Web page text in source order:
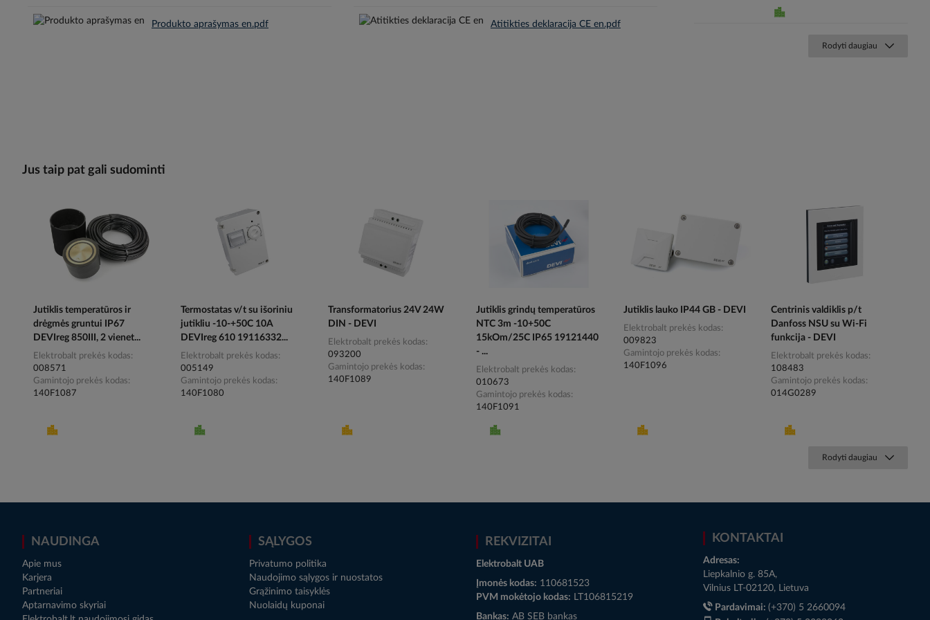
Produkto aprašymas en.pdf Atitikties deklaracija CE en.pdf
Rodyti daugiau
Jus taip pat gali sudominti
Jutiklis temperatūros ir
drėgmės gruntui IP67
DEVIreg 850III, 2 vienet...
Elektrobalt prekės kodas
008571
Gamintojo prekės kodas
140F1087
Termostatas v/t su išoriniu
jutikliu -10-+50C 10A
DEVIreg 610 19116332...
Elektrobalt prekės kodas
005149
Gamintojo prekės kodas
140F1080
Transformatorius 24V 24W
DIN - DEVI
Elektrobalt prekės kodas
093200
Gamintojo prekės kodas
140F1089
Jutiklis grindų temperatūros
NTC 3m -10+50C
15kOm/25C IP65 19121440
- ...
Elektrobalt prekės kodas
010673
Gamintojo prekės kodas
140F1091
Jutiklis lauko IP44 GB - DEVI
Elektrobalt prekės kodas
009823
Gamintojo prekės kodas
140F1096
Centrinis valdiklis p/t
Danfoss NSU su Wi-Fi
funkcija - DEVI
Elektrobalt prekės kodas
108483
Gamintojo prekės kodas
014G0289
Rodyti daugiau
NAUDINGA
Apie mus
Karjera
Partneriai
Aptarnavimo skyriai
SĄLYGOS
Privatumo politika
Naudojimo sąlygos ir nuostatos
Grąžinimo taisyklės
Nuolaidų kuponai
REKVIZITAI
Elektrobalt UAB
Įmonės kodas: 110681523
PVM mokėtojo kodas: LT106815219
Bankas: AB SEB bankas
KONTAKTAI
Adresas:
Liepkalnio g. 85A,
Vilnius LT-02120, Lietuva
Pardavimai: (+370) 5 2660094